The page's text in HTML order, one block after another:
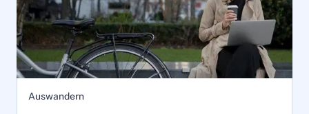
Auswandern